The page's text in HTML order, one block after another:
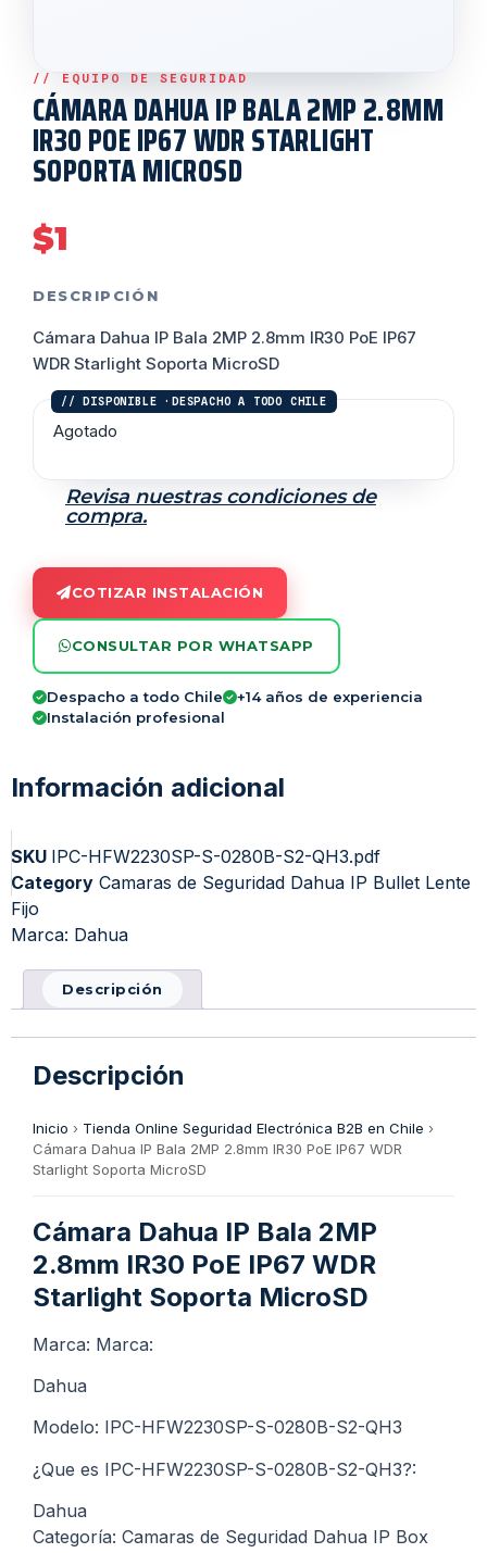
CÁMARA DAHUA IP BALA 2MP 2.8MM
IR30 POE IP67 WDR STARLIGHT
SOPORTA MICROSD
$1
DESCRIPCIÓN
Cámara Dahua IP Bala 2MP 2.8mm IR30 PoE IP67
WDR Starlight Soporta MicroSD
Agotado
Revisa nuestras condiciones de
compra.
COTIZAR INSTALACIÓN
CONSULTAR POR WHATSAPP
Despacho a todo Chile
+14 años de experiencia
Instalación profesional
Información adicional
SKU IPC-HFW2230SP-S-0280B-S2-QH3.pdf
Category Camaras de Seguridad Dahua IP Bullet Lente
Fijo
Marca: Dahua
Descripción
Descripción
Inicio › Tienda Online Seguridad Electrónica B2B en Chile ›
Cámara Dahua IP Bala 2MP 2.8mm IR30 PoE IP67 WDR
Starlight Soporta MicroSD
Cámara Dahua IP Bala 2MP
2.8mm IR30 PoE IP67 WDR
Starlight Soporta MicroSD
Marca: Marca:
Dahua
Modelo: IPC-HFW2230SP-S-0280B-S2-QH3
¿Que es IPC-HFW2230SP-S-0280B-S2-QH3?:
Dahua
Categoría: Camaras de Seguridad Dahua IP Box